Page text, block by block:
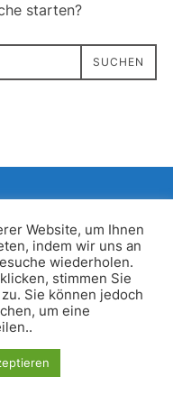
starten?
SUCHEN
von WPZOOM
Website, um Ihnen
indem wir uns an
wiederholen.
stimmen Sie
Sie können jedoch
um eine